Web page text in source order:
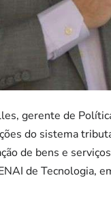
gerente de
do sistema
de bens e
de Tecnologia,